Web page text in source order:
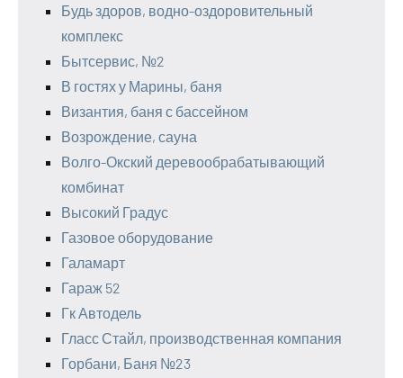
Будь здоров, водно-оздоровительный
комплекс
Бытсервис, №2
В гостях у Марины, баня
Византия, баня с бассейном
Возрождение, сауна
Волго-Окский деревообрабатывающий
комбинат
Высокий Градус
Газовое оборудование
Галамарт
Гараж 52
Гк Автодель
Гласс Стайл, производственная компания
Горбани, Баня №23